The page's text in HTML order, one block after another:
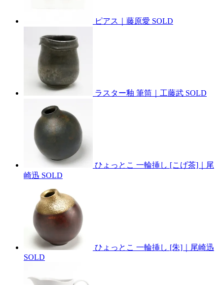
ピアス｜藤原愛 SOLD
ラスター釉 筆筒｜工藤武 SOLD
ひょっとこ 一輪挿し [こげ茶]｜尾
崎迅 SOLD
ひょっとこ 一輪挿し [朱]｜尾崎迅
SOLD